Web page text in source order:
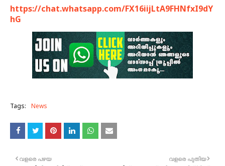
https://chat.whatsapp.com/FX16iijLtA9FHNfxI9dY
hG
Tags: News
വളരെ പുതിയ
വളരെ പഴയ